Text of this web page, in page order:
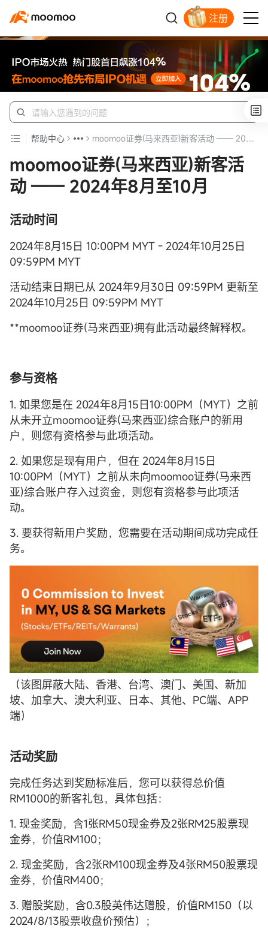
注册
帮助中心 moomoo证券(马来西亚)新客活动 —— 2024年8月至10月
moomoo证券(马来西亚)新客活
动 —— 2024年8月至10月
活动时间
2024年8月15日 10:00PM MYT - 2024年10月25日
09:59PM MYT
活动结束日期已从 2024年9月30日 09:59PM 更新至
2024年10月25日 09:59PM MYT
**moomoo证券(马来西亚)拥有此活动最终解释权。
参与资格
1. 如果您是在 2024年8月15日10:00PM（MYT）之前
从未开立moomoo证券(马来西亚)综合账户的新用
户，则您有资格参与此项活动。
2. 如果您是现有用户，但在 2024年8月15日
10:00PM（MYT）之前从未向moomoo证券(马来西
亚)综合账户存入过资金，则您有资格参与此项活
动。
3. 要获得新用户奖励，您需要在活动期间成功完成任
务。
（该图屏蔽大陆、香港、台湾、澳门、美国、新加
坡、加拿大、澳大利亚、日本、其他、PC端、APP
端）
活动奖励
完成任务达到奖励标准后，您可以获得总价值
RM1000的新客礼包，具体包括：
1. 现金奖励，含1张RM50现金券及2张RM25股票现
金券，价值RM100；
2. 现金奖励，含2张RM100现金券及4张RM50股票现
金券，价值RM400；
3. 赠股奖励，含0.3股英伟达赠股，价值RM150（以
2024/8/13股票收盘价预估）；